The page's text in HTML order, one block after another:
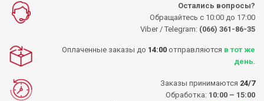
Остались вопросы?
Обращайтесь с 10:00 до 17:00
Viber / Telegram: (066) 361-86-35
Оплаченные заказы до 14:00 отправляются в тот же
день
Заказы принимаются 24/7
Обработка: 10:00 – 15:00